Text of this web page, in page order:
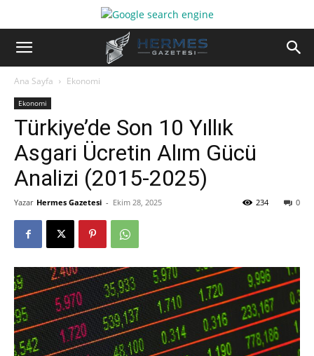
Ana Sayfa Ekonomi
Ekonomi
Türkiye’de Son 10 Yıllık
Asgari Ücretin Alım Gücü
Analizi (2015-2025)
Yazar Hermes Gazetesi - Ekim 28, 2025 0
234